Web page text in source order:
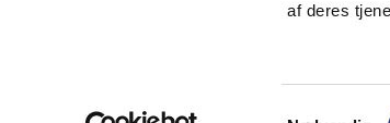
af deres
Samtykkevalg
ventilationsløsninger